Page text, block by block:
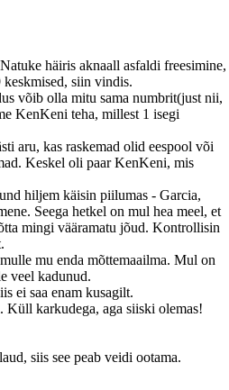
häiris aknaall asfaldi freesimine,
siin vindis.
võib olla mitu sama numbrit(just nii,
KenKeni teha, millest 1 isegi
aru, kas raskemad olid eespool või
Keskel oli paar KenKeni, mis
hiljem käisin piilumas - Garcia,
Seega hetkel on mul hea meel, et
mingi vääramatu jõud. Kontrollisin
mu enda mõttemaailma. Mul on
veel kadunud.
ei saa enam kusagilt.
Küll karkudega, aga siiski olemas!
siis see peab veidi ootama.